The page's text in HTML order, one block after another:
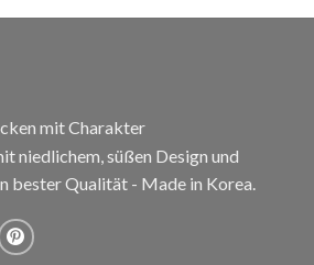
mit Charakter
niedlichem, süßen Design und
bester Qualität - Made in Korea.